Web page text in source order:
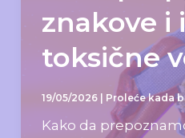
znakove i
toksične
19/05/2026 Proleće kada
Kako da